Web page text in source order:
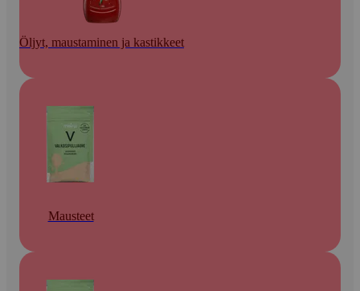
Öljyt, maustaminen ja kastikkeet
Mausteet